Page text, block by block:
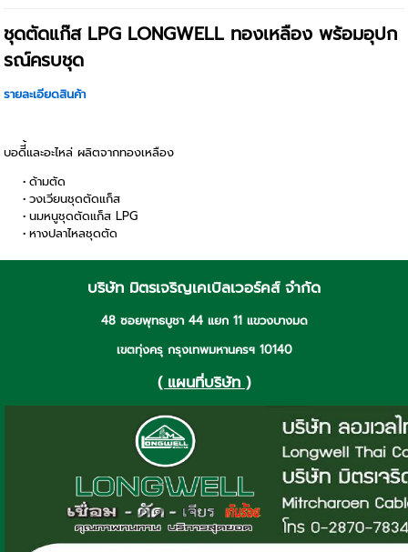
ชุดตัดแก๊ส LPG LONGWELL ทองเหลือง พร้อมอุปก
รณ์ครบชุด
รายละเอียดสินค้า
บอดีี้และอะไหล่ ผลิตจากทองเหลือง
ด้ามตัด
วงเวียนชุดตัดแก็ส
นมหนูชุดตัดแก็ส LPG
หางปลาไหลชุดตัด
บริษัท มิตรเจริญเคเบิลเวอร์คส์ จำกัด
48 ซอยพุทธบูชา 44 แยก 11 แขวงบางมด
เขตทุ่งครุ กรุงเทพมหานครฯ 10140
( แผนที่บริษัท )